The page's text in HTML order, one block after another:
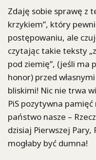
Zdaję sobie sprawę z
krzykiem”, który
postępowaniu, ale
czytając takie teksty
pod ziemię”, (jeśli ma
honor) przed
bliskimi! Nic nie trwa
PiS pozytywna
państwo nasze –
dzisiaj Pierwszej
mogłaby być dumna!